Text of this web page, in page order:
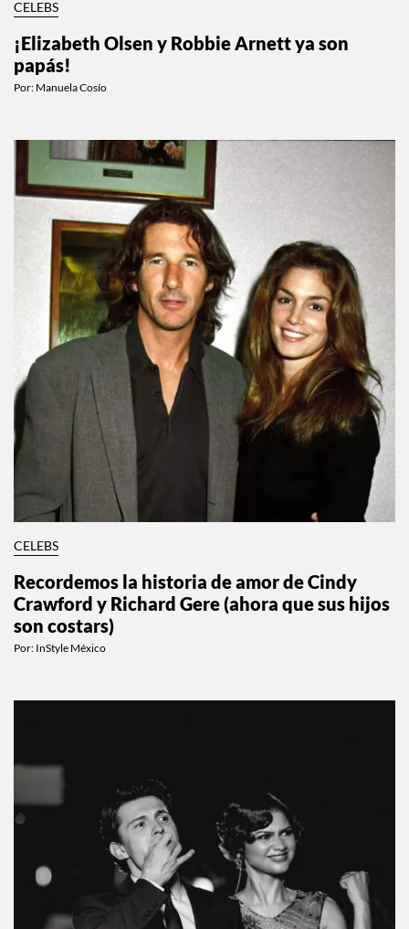
CELEBS
¡Elizabeth Olsen y Robbie Arnett ya son
papás!
Por: Manuela Cosío
CELEBS
Recordemos la historia de amor de Cindy
Crawford y Richard Gere (ahora que sus hijos
son costars)
Por: InStyle México